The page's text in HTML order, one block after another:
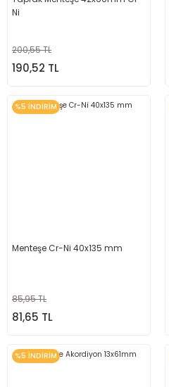
Ni
200,55 TL
190,52 TL
%5 İNDİRİM
Menteşe Cr-Ni 40x135 mm
85,95 TL
81,65 TL
%5 İNDİRİM